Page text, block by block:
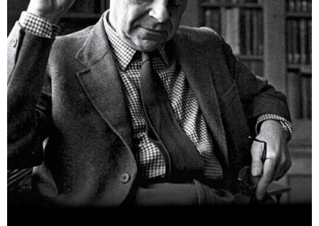
« Damn Them All » - Un duo de Choc !
Yoshi and the mysterious book